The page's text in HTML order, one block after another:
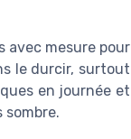
avec mesure pour
le durcir, surtout
en journée et